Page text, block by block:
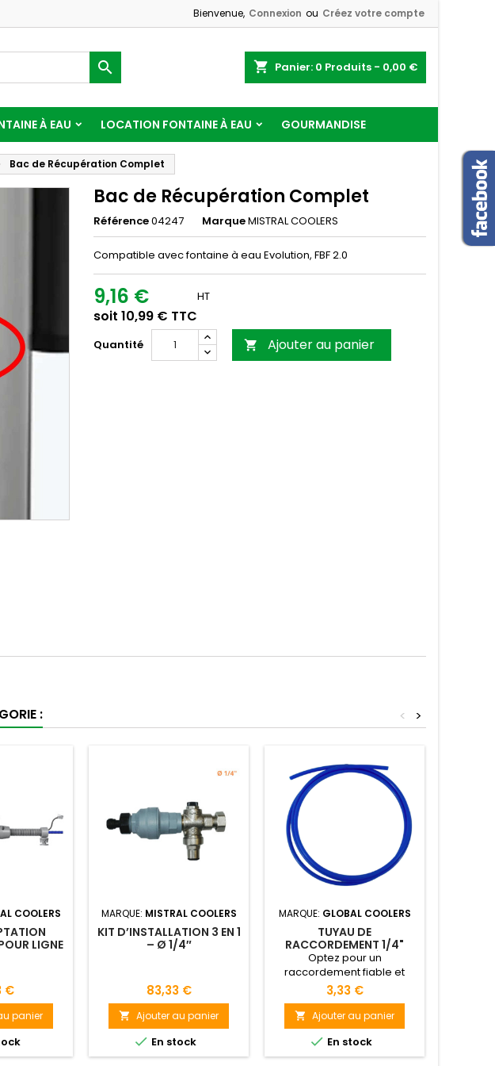
Bienvenue, Connexion ou Créez votre compte
shopping_cart Panier: 0 Produits - 0,00 €

À EAU LOCATION FONTAINE À EAU GOURMANDISE
Bac de Récupération Complet
Bac de Récupération Complet
Référence04247 MarqueMISTRAL COOLERS
Compatible avec fontaine à eau Evolution, FBF 2.0
9,16 €
soit 10,99 € TTC
HT
Quantité  Ajouter au panier
: >
<
COOLERS
LIGNE
€
panier
MARQUE: MISTRAL COOLERS
KIT D’INSTALLATION 3 EN 1
– Ø 1/4″
83,33 €
 Ajouter au panier
 En stock
MARQUE: GLOBAL COOLERS
TUYAU DE
RACCORDEMENT 1/4"
POUR FONTAINE À EAU
Optez pour un
raccordement fiable et
durable pour votre fontaine
à eau grâce à notre tuyau
1/4" haute qualité, simple à
installer et performant.
3,33 €
 Ajouter au panier
 En stock